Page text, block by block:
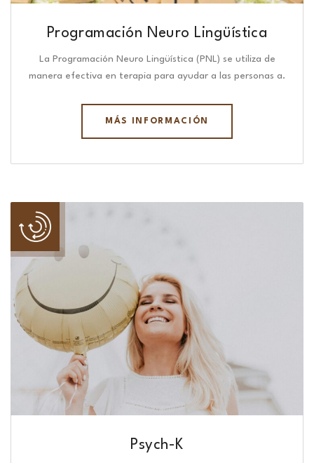
Programación Neuro Lingüística​
La Programación Neuro Lingüística (PNL) se utiliza de
manera efectiva en terapia para ayudar a las personas a.
MÁS INFORMACIÓN
Psych-K